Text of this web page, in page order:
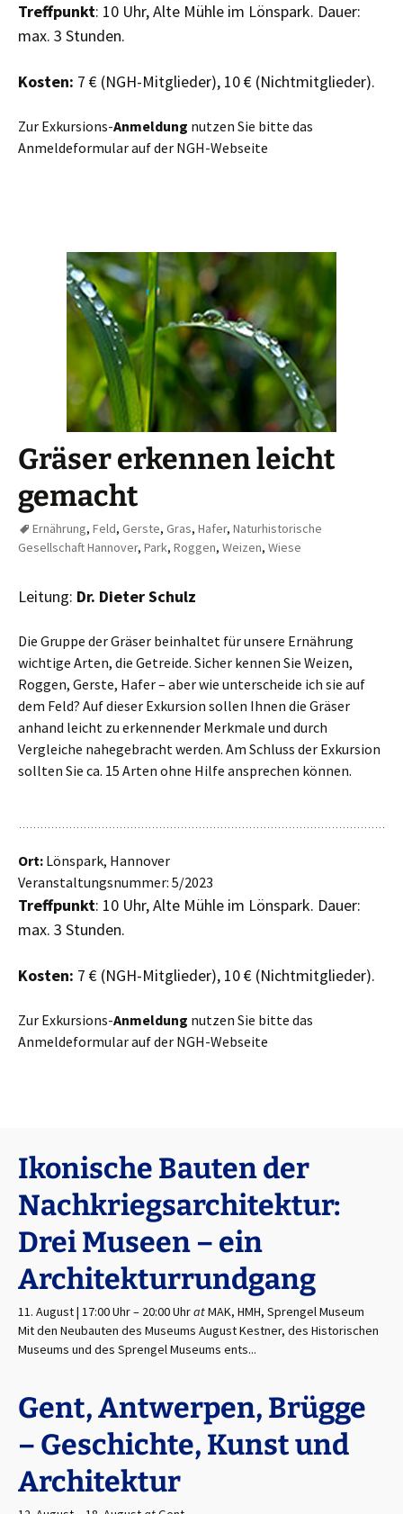
Treffpunkt: 10 Uhr, Alte Mühle im Lönspark. Dauer:
max. 3 Stunden.
Kosten: 7 € (NGH-Mitglieder), 10 € (Nichtmitglieder).
Zur Exkursions-Anmeldung nutzen Sie bitte das
Anmeldeformular auf der NGH-Webseite
Gräser erkennen leicht
gemacht
Ernährung, Feld, Gerste, Gras, Hafer, Naturhistorische
Gesellschaft Hannover, Park, Roggen, Weizen, Wiese
Leitung: Dr. Dieter Schulz
Die Gruppe der Gräser beinhaltet für unsere Ernährung
wichtige Arten, die Getreide. Sicher kennen Sie Weizen,
Roggen, Gerste, Hafer – aber wie unterscheide ich sie auf
dem Feld? Auf dieser Exkursion sollen Ihnen die Gräser
anhand leicht zu erkennender Merkmale und durch
Vergleiche nahegebracht werden. Am Schluss der Exkursion
sollten Sie ca. 15 Arten ohne Hilfe ansprechen können.
Ort: Lönspark, Hannover
Veranstaltungsnummer: 5/2023
Treffpunkt: 10 Uhr, Alte Mühle im Lönspark. Dauer:
max. 3 Stunden.
Kosten: 7 € (NGH-Mitglieder), 10 € (Nichtmitglieder).
Zur Exkursions-Anmeldung nutzen Sie bitte das
Anmeldeformular auf der NGH-Webseite
Ikonische Bauten der
Nachkriegsarchitektur:
Drei Museen – ein
Architekturrundgang
11. August | 17:00 Uhr– 20:00 UhratMAK, HMH, Sprengel Museum
Mit den Neubauten des Museums August Kestner, des Historischen
Museums und des Sprengel Museums ents...
Gent, Antwerpen, Brügge
– Geschichte, Kunst und
Architektur